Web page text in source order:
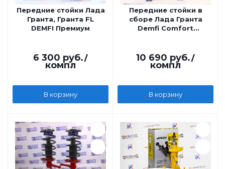
Передние стойки Лада
Гранта, Гранта FL
DEMFI Премиум
6 300 руб./
компл
В корзину
Передние стойки в
сборе Лада Гранта
Demfi Comfort
10 690 руб./
компл
В корзину